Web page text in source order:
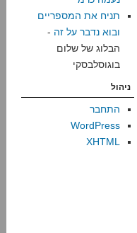
תניח את המספריים
ובוא נדבר על זה -
הבלוג של שלום
בוגוסלבסקי
ניהול
התחבר
WordPress
XHTML